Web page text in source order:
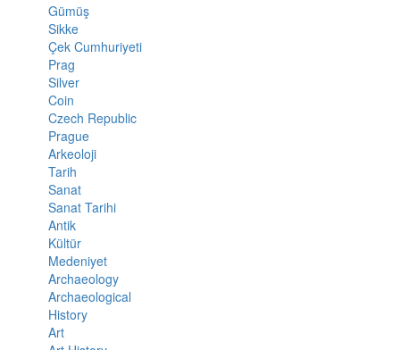
Gümüş
Sikke
Çek Cumhuriyeti
Prag
Silver
Coin
Czech Republic
Prague
Arkeoloji
Tarih
Sanat
Sanat Tarihi
Antik
Kültür
Medeniyet
Archaeology
Archaeological
History
Art